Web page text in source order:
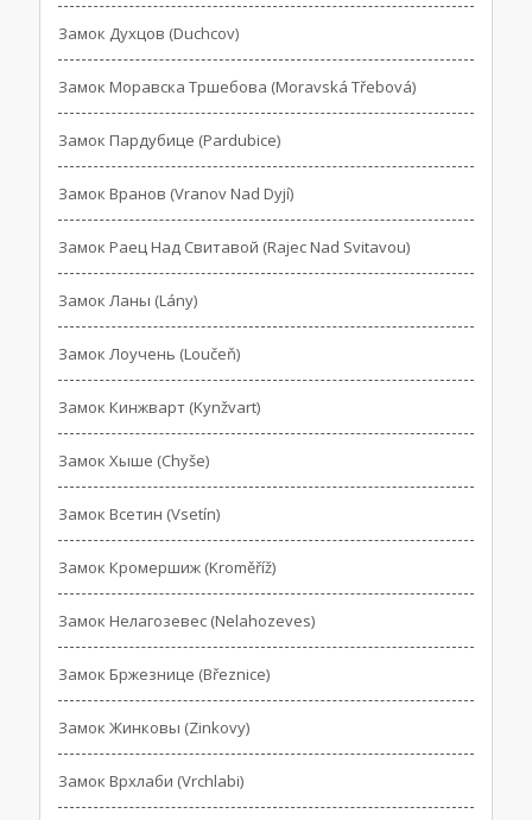
Замок Духцов (Duchcov)
Замок Моравска Тршебова (Moravská Třebová)
Замок Пардубице (Pardubice)
Замок Вранов (Vranov Nad Dyjí)
Замок Раец Над Свитавой (Rajec Nad Svitavou)
Замок Ланы (Lány)
Замок Лоучень (Loučeň)
Замок Кинжварт (Kynžvart)
Замок Хыше (Chyše)
Замок Всетин (Vsetín)
Замок Кромершиж (Kroměříž)
Замок Нелагозевес (Nelahozeves)
Замок Бржезнице (Březnice)
Замок Жинковы (Zinkovy)
Замок Врхлаби (Vrchlabi)